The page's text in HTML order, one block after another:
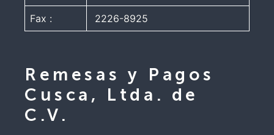
Fax : 2226-8925
Remesas y Pagos
Cusca, Ltda. de
C.V.